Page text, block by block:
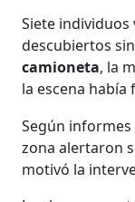
Siete
descubiertos
camioneta, la
la escena había
Según
zona alertaron
motivó la